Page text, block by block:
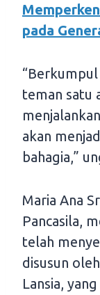
pada
teman satu
akan
bahagia,”
Maria Ana
Pancasila,
telah
disusun
Lansia,